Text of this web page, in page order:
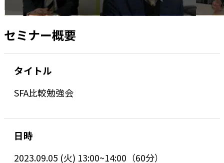
セミナー概要
タイトル
SFA比較勉強会
日時
2023.09.05 (火) 13:00~14:00（60分）